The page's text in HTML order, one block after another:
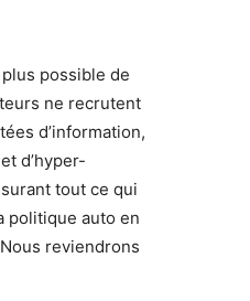
possible de
ne recrutent
d’information,
d’hyper-
tout ce qui
politique auto en
reviendrons